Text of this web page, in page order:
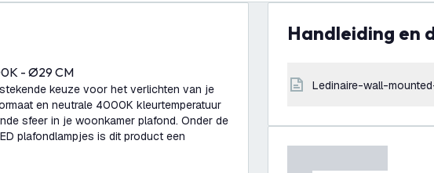
- Ø29 CM
keuze voor het verlichten van je
en neutrale 4000K kleurtemperatuur
sfeer in je woonkamer plafond. Onder de
plafondlampjes is dit product een
Handleiding en
ledinaire-wall-